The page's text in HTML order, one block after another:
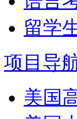
留学
项目导
美国